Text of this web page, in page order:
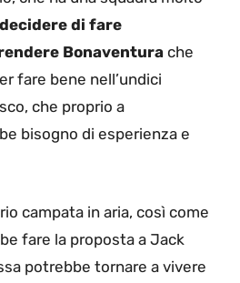
di fare
Bonaventura che
fare bene nell’undici
che proprio a
bisogno di esperienza e
campata in aria, così come
fare la proposta a Jack
potrebbe tornare a vivere